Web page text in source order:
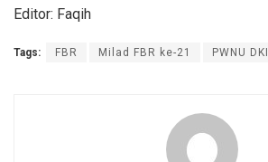
Editor: Faqih
Tags: FBR Milad FBR ke-21 PWNU DKI